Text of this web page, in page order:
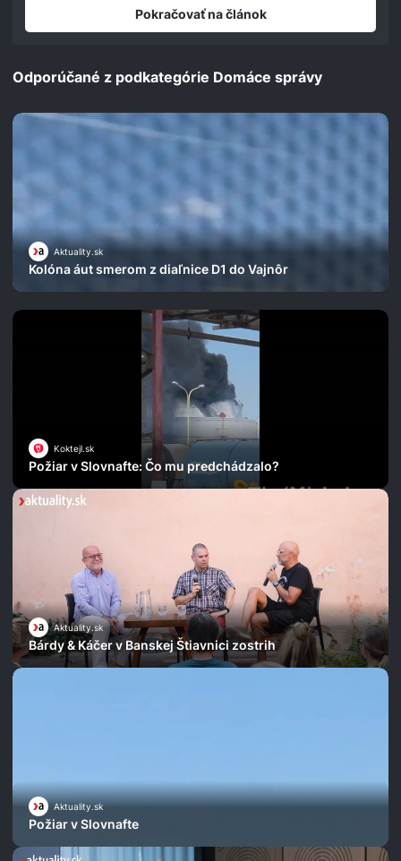
Pokračovať na článok
Odporúčané z podkategórie Domáce správy
Aktuality.sk
Kolóna áut smerom z diaľnice D1 do Vajnôr
Koktejl.sk
Požiar v Slovnafte: Čo mu predchádzalo?
Aktuality.sk
Bárdy & Káčer v Banskej Štiavnici zostrih
Aktuality.sk
Požiar v Slovnafte